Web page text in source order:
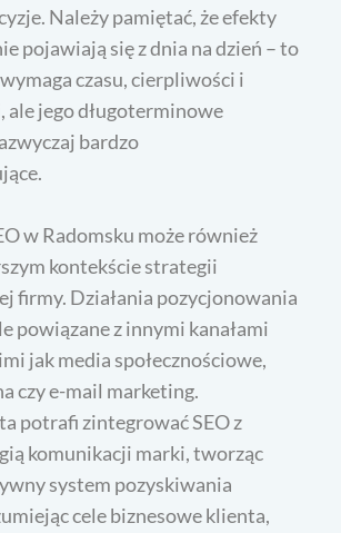
Należy pamiętać, że efekty
pojawiają się z dnia na dzień – to
czasu, cierpliwości i
ale jego długoterminowe
bardzo
w Radomsku może również
kontekście strategii
firmy. Działania pozycjonowania
powiązane z innymi kanałami
jak media społecznościowe,
czy e-mail marketing.
potrafi zintegrować SEO z
komunikacji marki, tworząc
system pozyskiwania
cele biznesowe klienta,